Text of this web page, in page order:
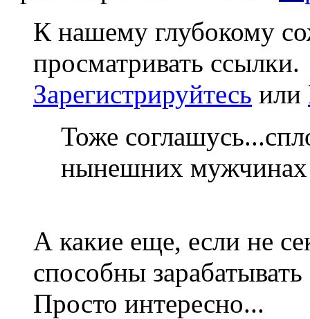
К нашему глубокому
просматривать ссылки.
Зарегистрируйтесь или
Тоже
нынешних
А какие еще, если не
способны
Просто интересно...